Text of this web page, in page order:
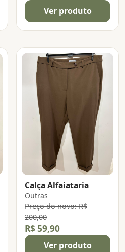
Ver produto
Calça Alfaiataria
Outras
Preço do novo: R$
200,00
R$ 59,90
Ver produto